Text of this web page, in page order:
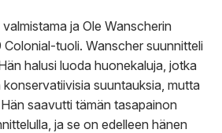
ja Ole Wanscherin
tuoli. Wanscher suunnitteli
halusi luoda huonekaluja, jotka
suuntauksia, mutta
saavutti tämän tasapainon
ja se on edelleen hänen